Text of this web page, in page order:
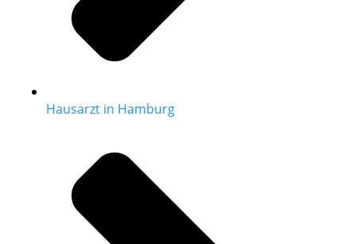
Hausarzt in Hamburg